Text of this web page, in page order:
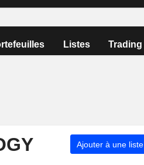
Listes Trading
Ajouter à une liste